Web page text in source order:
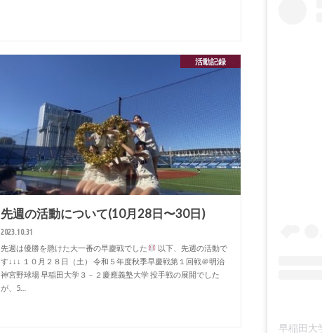
活動記録
先週の活動について(10月28日〜30日)
2023.10.31
先週は優勝を懸けた大一番の早慶戦でした
以下、先週の活動で
す↓↓↓ １０月２８日（土） 令和５年度秋季早慶戦第１回戦＠明治
神宮野球場 早稲田大学３－２慶應義塾大学 投手戦の展開でした
が、5…